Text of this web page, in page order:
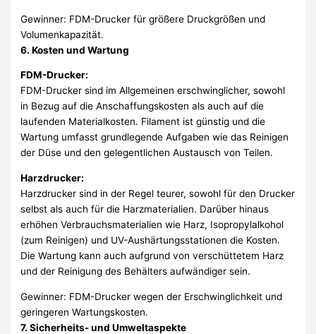
Gewinner: FDM-Drucker für größere Druckgrößen und
Volumenkapazität.
6. Kosten und Wartung
FDM-Drucker:
FDM-Drucker sind im Allgemeinen erschwinglicher, sowohl
in Bezug auf die Anschaffungskosten als auch auf die
laufenden Materialkosten. Filament ist günstig und die
Wartung umfasst grundlegende Aufgaben wie das Reinigen
der Düse und den gelegentlichen Austausch von Teilen.
Harzdrucker:
Harzdrucker sind in der Regel teurer, sowohl für den Drucker
selbst als auch für die Harzmaterialien. Darüber hinaus
erhöhen Verbrauchsmaterialien wie Harz, Isopropylalkohol
(zum Reinigen) und UV-Aushärtungsstationen die Kosten.
Die Wartung kann auch aufgrund von verschüttetem Harz
und der Reinigung des Behälters aufwändiger sein.
Gewinner: FDM-Drucker wegen der Erschwinglichkeit und
geringeren Wartungskosten.
7. Sicherheits- und Umweltaspekte